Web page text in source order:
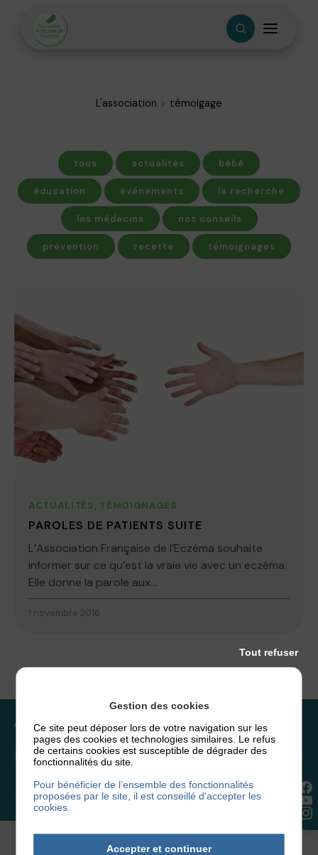
L'association témoigage
tous actualités bébé
éducation événements la recherche
les médecins nos conseils
prévention recette témoignages
ACTUALITÉS, TÉMOIGNAGES
PAROLES DE PATIENTS SUITE
L’Association Française de l’Eczéma souhaite
informer sur ce qu’est la vraie vie avec un eczéma.
Elle donne la parole aux...
1 novembre 2016
Vous souhaitez rejoindre
l’association ou faire un don ?
NOUS REJOINDRE
Gestion des cookies
Ce site peut déposer lors de votre navigation sur les
pages des cookies et technologies similaires. Le refus
de certains cookies est susceptible de dégrader des
fonctionnalités du site.
Pour bénéficier de l’ensemble des fonctionnalités
proposées par le site, il est conseillé d'accepter les
cookies.
Accepter et continuer
Tout refuser